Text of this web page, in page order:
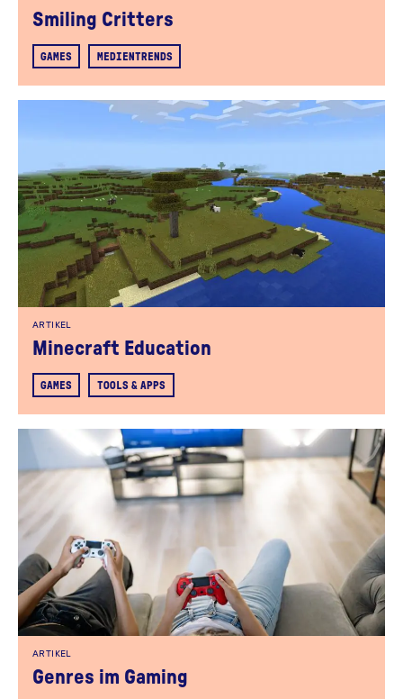
Smiling Critters
GAMES MEDIENTRENDS
ARTIKEL
Minecraft Education
GAMES TOOLS & APPS
ARTIKEL
Genres im Gaming